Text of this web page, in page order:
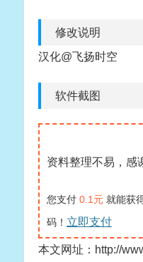
修改说明
汉化@飞扬时空
软件截图
资料整理不易，感
您支付 0.1元 就能获
码！ 立即支付
本文网址：http://